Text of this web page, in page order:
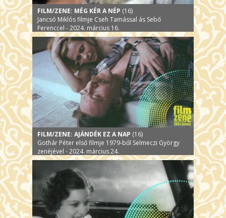
FILM/ZENE: MÉG KÉR A NÉP (16)
Jancsó Miklós filmje Cseh Tamással ás Sebő
Ferenccel - 2024. március 16.
FILM/ZENE: AJÁNDÉK EZ A NAP (16)
Gothár Péter első filmje 1979-ből Selmeczi György
zenéjével - 2024. március 24.